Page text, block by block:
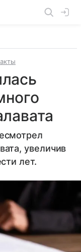
увеличив
лет.